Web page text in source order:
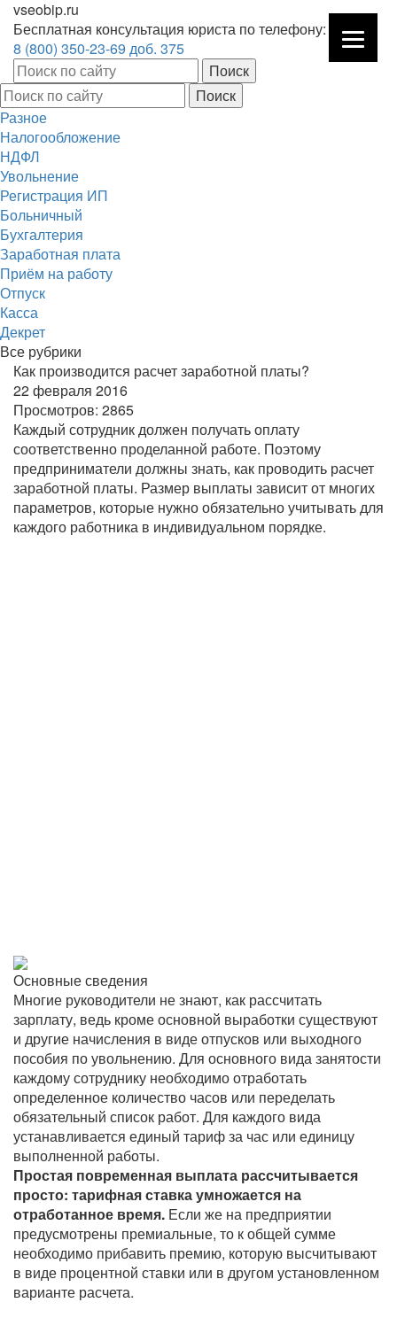
vseobip.ru
Бесплатная консультация юриста по телефону:
8 (800) 350-23-69 доб. 375
Разное
Налогообложение
НДФЛ
Увольнение
Регистрация ИП
Больничный
Бухгалтерия
Заработная плата
Приём на работу
Отпуск
Касса
Декрет
Все рубрики
Как производится расчет заработной платы?
22 февраля 2016
Просмотров: 2865
Каждый сотрудник должен получать оплату
соответственно проделанной работе. Поэтому
предприниматели должны знать, как проводить расчет
заработной платы. Размер выплаты зависит от многих
параметров, которые нужно обязательно учитывать для
каждого работника в индивидуальном порядке.
Основные сведения
Многие руководители не знают, как рассчитать
зарплату, ведь кроме основной выработки существуют
и другие начисления в виде отпусков или выходного
пособия по увольнению. Для основного вида занятости
каждому сотруднику необходимо отработать
определенное количество часов или переделать
обязательный список работ. Для каждого вида
устанавливается единый тариф за час или единицу
выполненной работы.
Простая повременная выплата рассчитывается
просто: тарифная ставка умножается на
отработанное время. Если же на предприятии
предусмотрены премиальные, то к общей сумме
необходимо прибавить премию, которую высчитывают
в виде процентной ставки или в другом установленном
варианте расчета.